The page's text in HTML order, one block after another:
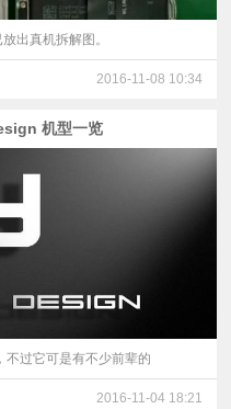
出真机拆解图。
2016-11-08 10:34
机型一览
不过它可是有不少前辈的
2016-11-04 18:21